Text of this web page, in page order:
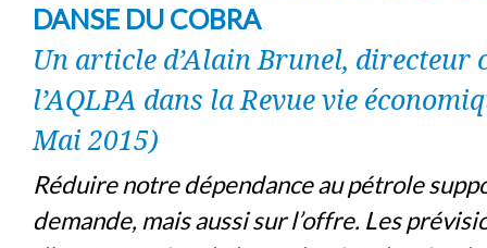
DANSE DU COBRA
Un article d’Alain Brunel, directeur
l’AQLPA dans la Revue vie
Mai 2015)
Réduire notre dépendance au pétrole
demande, mais aussi sur l’offre. Les